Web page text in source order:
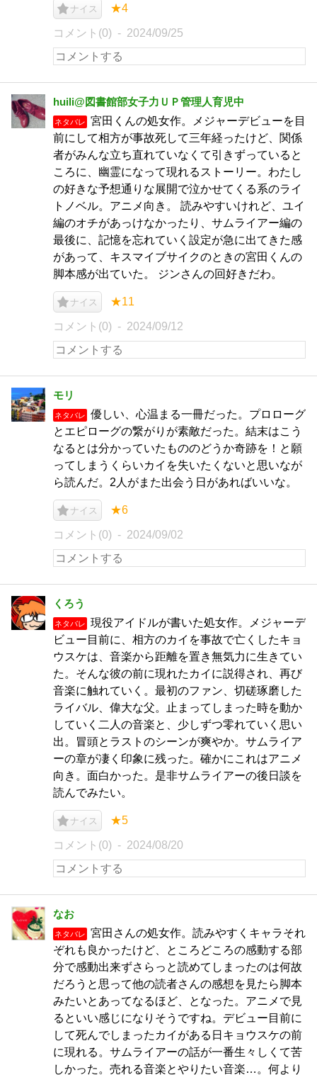
ナイス ★4
コメント(0) 2024/09/25
huili@図書館部女子力ＵＰ管理人育児中
ネタバレ
宮田くんの処女作。メジャーデビューを目
前にして相方が事故死して三年経ったけど、関係
者がみんな立ち直れていなくて引きずっていると
ころに、幽霊になって現れるストーリー。わたし
の好きな予想通りな展開で泣かせてくる系のライ
トノベル。アニメ向き。 読みやすいけれど、ユイ
編のオチがあっけなかったり、サムライアー編の
最後に、記憶を忘れていく設定が急に出てきた感
があって、キスマイブサイクのときの宮田くんの
脚本感が出ていた。 ジンさんの回好きだわ。
ナイス ★11
コメント(0) 2024/09/12
モリ
ネタバレ
優しい、心温まる一冊だった。プロローグ
とエピローグの繋がりが素敵だった。結末はこう
なるとは分かっていたもののどうか奇跡を！と願
ってしまうくらいカイを失いたくないと思いなが
ら読んだ。2人がまた出会う日があればいいな。
ナイス ★6
コメント(0) 2024/09/02
くろう
ネタバレ
現役アイドルが書いた処女作。メジャーデ
ビュー目前に、相方のカイを事故で亡くしたキョ
ウスケは、音楽から距離を置き無気力に生きてい
た。そんな彼の前に現れたカイに説得され、再び
音楽に触れていく。最初のファン、切磋琢磨した
ライバル、偉大な父。止まってしまった時を動か
していく二人の音楽と、少しずつ零れていく思い
出。冒頭とラストのシーンが爽やか。サムライア
ーの章が凄く印象に残った。確かにこれはアニメ
向き。面白かった。是非サムライアーの後日談を
読んでみたい。
ナイス ★5
コメント(0) 2024/08/20
なお
ネタバレ
宮田さんの処女作。読みやすくキャラそれ
ぞれも良かったけど、ところどころの感動する部
分で感動出来ずさらっと読めてしまったのは何故
だろうと思って他の読者さんの感想を見たら脚本
みたいとあってなるほど、となった。アニメで見
るといい感じになりそうですね。デビュー目前に
して死んでしまったカイがある日キョウスケの前
に現れる。サムライアーの話が一番生々しくて苦
しかった。売れる音楽とやりたい音楽…。何より